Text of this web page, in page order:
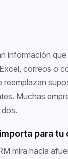
información
correos o
Muchas
para tu
mira hacia